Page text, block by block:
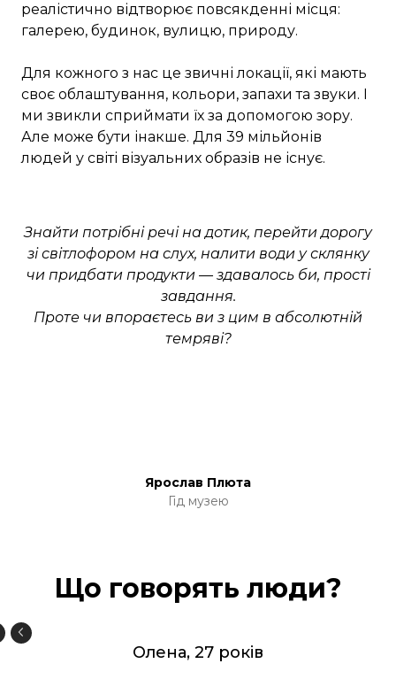
реалістично відтворює повсякденні місця:
галерею, будинок, вулицю, природу.
Для кожного з нас це звичні локації, які мають
своє облаштування, кольори, запахи та звуки. І
ми звикли сприймати їх за допомогою зору.
Але може бути інакше. Для 39 мільйонів
людей у світі візуальних образів не існує.
Знайти потрібні речі на дотик, перейти дорогу
зі світлофором на слух, налити води у склянку
чи придбати продукти — здавалось би, прості
завдання.
Проте чи впораєтесь ви з цим в абсолютній
темряві?
Ярослав Плюта
Гід музею
Що говорять люди?
Олена, 27 років